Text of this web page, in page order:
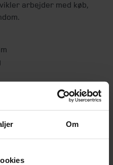
Om
arbejder med køb,
Jakobsen,